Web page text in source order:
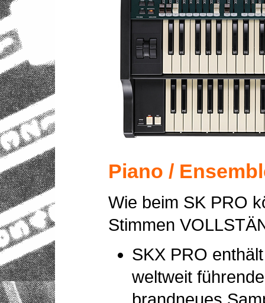
Piano /
Wie beim SK PRO
Stimmen
SKX PRO
weltweit